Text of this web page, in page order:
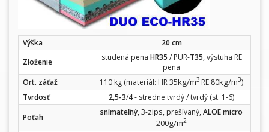
Výška
20 cm
Zloženie
studená pena HR35 / PUR-T35, výstuha RE
pena
Ort. záťaž
110 kg (materiál: HR 35kg/m3 RE 80kg/m3)
Tvrdosť
2,5-3/4- stredne tvrdý / tvrdý (st. 1-6)
Poťah
snímateľný, 3-zips, prešívaný, ALOE micro
200g/m2